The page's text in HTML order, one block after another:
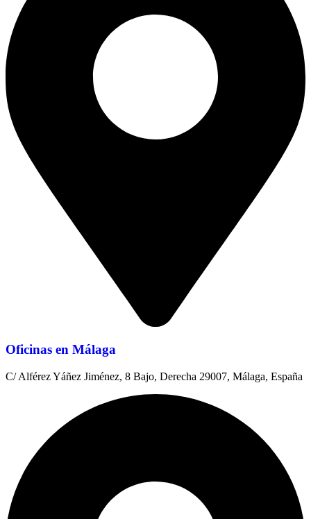
Oficinas en Málaga
C/ Alférez Yáñez Jiménez, 8 Bajo, Derecha 29007, Málaga, España